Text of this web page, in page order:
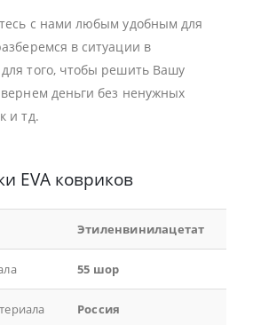
с нами любым удобным для
в ситуации в
того, чтобы решить Вашу
деньги без ненужных
и тд.
EVA ковриков
Этиленвинилацетат
55 шор
Россия